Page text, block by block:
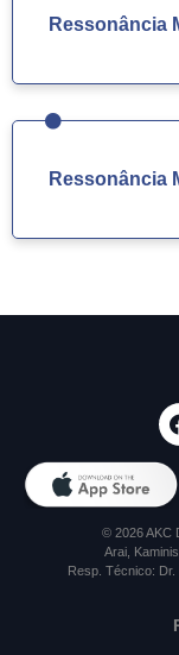
Ressonância
Ressonância
© 2026 AKC
Arai,
Resp. Técnico: